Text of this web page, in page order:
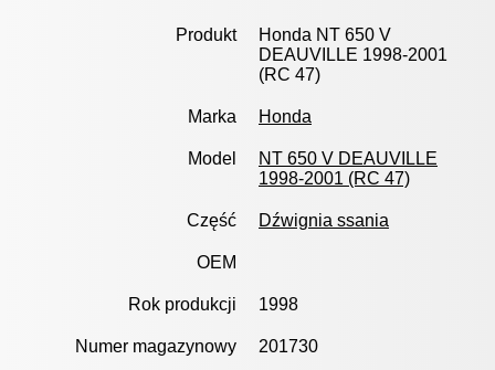
Produkt
Honda NT 650 V
DEAUVILLE 1998-2001
(RC 47)
Marka Honda
Model
NT 650 V DEAUVILLE
1998-2001 (RC 47)
Część Dźwignia ssania
OEM
Rok produkcji 1998
Numer magazynowy 201730